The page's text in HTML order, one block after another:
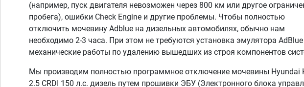
(например, пуск двигателя невозможен через 800 км или другое
пробега), ошибки Check Engine и другие проблемы. Чтобы полностью
отключить мочевину Adblue на дизельных автомобилях, обычно нам
необходимо 2-3 часа. При этом не требуются установка эмулятора
механические работы по удалению вышедших из строя компонентов
Мы производим полностью программное отключение мочевины Hyundai
2.5 CRDI 150 л.с. дизель путем прошивки ЭБУ (Электронного блока